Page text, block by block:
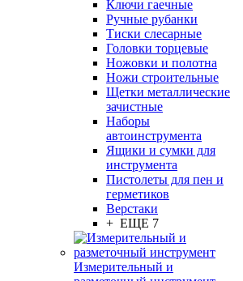
Ключи гаечные
Ручные рубанки
Тиски слесарные
Головки торцевые
Ножовки и полотна
Ножи строительные
Щетки металлические
зачистные
Наборы
автоинструмента
Ящики и сумки для
инструмента
Пистолеты для пен и
герметиков
Верстаки
+ ЕЩЕ 7
Измерительный и